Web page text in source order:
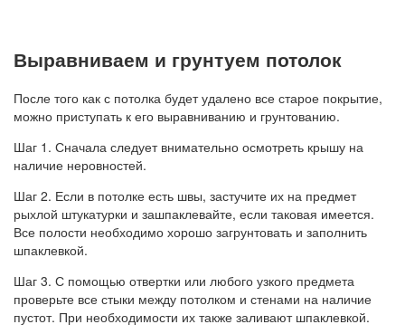
Выравниваем и грунтуем потолок
После того как с потолка будет удалено все старое покрытие,
можно приступать к его выравниванию и грунтованию.
Шаг 1. Сначала следует внимательно осмотреть крышу на
наличие неровностей.
Шаг 2. Если в потолке есть швы, застучите их на предмет
рыхлой штукатурки и зашпаклевайте, если таковая имеется.
Все полости необходимо хорошо загрунтовать и заполнить
шпаклевкой.
Шаг 3. С помощью отвертки или любого узкого предмета
проверьте все стыки между потолком и стенами на наличие
пустот. При необходимости их также заливают шпаклевкой.